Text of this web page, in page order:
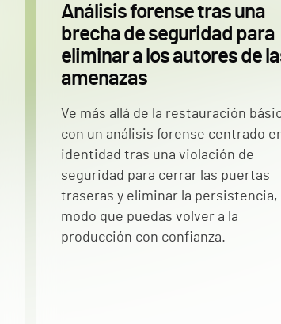
Análisis forense tras una
brecha de seguridad para
eliminar a los autores de
amenazas
Ve más allá de la restauración
con un análisis forense centrado
identidad tras una violación de
seguridad para cerrar las puertas
traseras y eliminar la persistencia,
modo que puedas volver a la
producción con confianza.